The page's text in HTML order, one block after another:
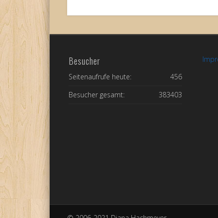
Besucher
456
Seitenaufrufe heute:
383403
Besucher gesamt: